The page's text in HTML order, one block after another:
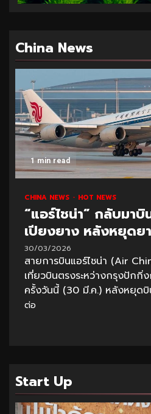
China News
1 min read
CHINA NEWS HOT NEWS
“แอร์ไชน่า” กลับมา
เปียงยาง หลังหยุดย
30/03/2026
สายการบินแอร์ไชน่า (Air
เที่ยวบินตรงระหว่างกรุงปักกิ่
ครั้งวันนี้ (30 มี.ค.) หลังหยุดบิ
ต่อ
Start Up